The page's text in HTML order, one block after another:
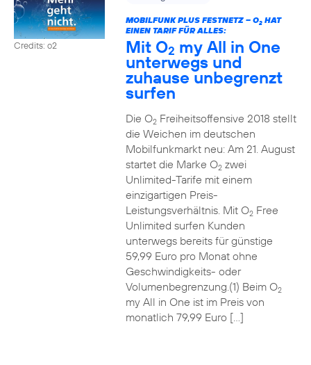
Credits: o2
MOBILFUNK PLUS FESTNETZ – O2HAT
EINEN TARIF FÜR ALLES:
Mit O2 my All in One
unterwegs und
zuhause unbegrenzt
surfen
Die O2Freiheitsoffensive 2018 stellt
die Weichen im deutschen
Mobilfunkmarkt neu: Am 21. August
startet die Marke O2zwei
Unlimited-Tarife mit einem
einzigartigen Preis-
Leistungsverhältnis. Mit O2Free
Unlimited surfen Kunden
unterwegs bereits für günstige
59,99 Euro pro Monat ohne
Geschwindigkeits- oder
Volumenbegrenzung.(1) Beim O2
my All in One ist im Preis von
monatlich 79,99 Euro […]